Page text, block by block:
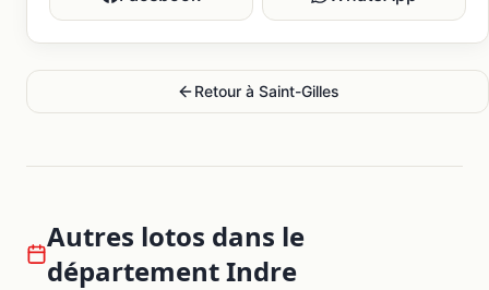
Retour à Saint-Gilles
Autres lotos dans le
départementIndre